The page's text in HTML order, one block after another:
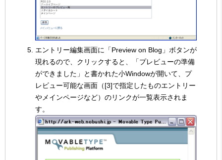
エントリー編集画面に「Preview on Blog」ボタンが
現れるので、クリックすると、「プレビューの準備
ができました」と書かれた小Windowが開いて、プ
レビュー可能な画面（[3]で指定したものエントリー
やメインページなど）のリンクが一覧表示されま
す。